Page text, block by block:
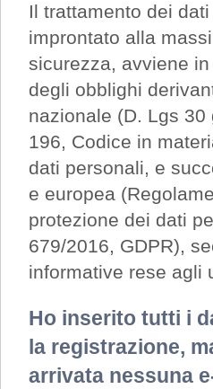
Il trattamento dei
improntato alla
sicurezza, avviene
degli obblighi
nazionale (D. Lgs 30
196, Codice in
dati personali, e
e europea
protezione dei dati
679/2016, GDPR),
informative rese agli
Ho inserito tutti i
la registrazione,
arrivata nessuna